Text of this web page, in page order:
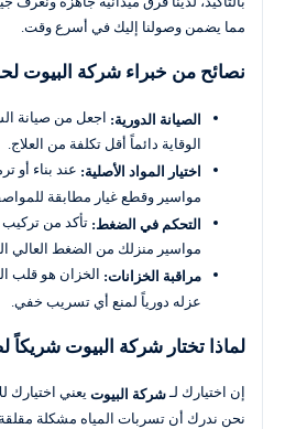
مما يضمن وصولنا إليك في أسرع وقت.
نصائح من خبراء شركة البيوت
الصيانة الدورية: اجعل من صيانة
الوقاية دائماً أقل تكلفة من العلاج.
اختيار المواد الأصلية: عند بناء أو
مواسير وقطع غيار مطابقة
التحكم في الضغط: تأكد من
مواسير منزلك من الضغط العالي
مراقبة الخزانات: الخزان هو قلب
عزله دورياً لمنع أي تسريب خفي.
لماذا تختار شركة البيوت شريكاً
إن اختيارك لـ شركة البيوت يعني اختيارك
نحن ندرك أن تسربات المياه مشكلة